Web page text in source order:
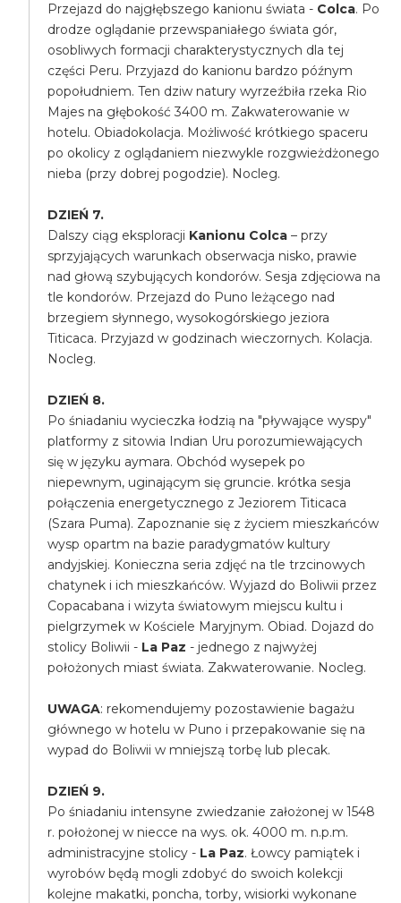
Przejazd do najgłębszego kanionu świata - Colca. Po
drodze oglądanie przewspaniałego świata gór,
osobliwych formacji charakterystycznych dla tej
części Peru. Przyjazd do kanionu bardzo późnym
popołudniem. Ten dziw natury wyrzeźbiła rzeka Rio
Majes na głębokość 3400 m. Zakwaterowanie w
hotelu. Obiadokolacja. Możliwość krótkiego spaceru
po okolicy z oglądaniem niezwykle rozgwieżdżonego
nieba (przy dobrej pogodzie). Nocleg.
DZIEŃ 7.
Dalszy ciąg eksploracji Kanionu Colca – przy
sprzyjających warunkach obserwacja nisko, prawie
nad głową szybujących kondorów. Sesja zdjęciowa na
tle kondorów. Przejazd do Puno leżącego nad
brzegiem słynnego, wysokogórskiego jeziora
Titicaca. Przyjazd w godzinach wieczornych. Kolacja.
Nocleg.
DZIEŃ 8.
Po śniadaniu wycieczka łodzią na "pływające wyspy"
platformy z sitowia Indian Uru porozumiewających
się w języku aymara. Obchód wysepek po
niepewnym, uginającym się gruncie. krótka sesja
połączenia energetycznego z Jeziorem Titicaca
(Szara Puma). Zapoznanie się z życiem mieszkańców
wysp opartm na bazie paradygmatów kultury
andyjskiej. Konieczna seria zdjęć na tle trzcinowych
chatynek i ich mieszkańców. Wyjazd do Boliwii przez
Copacabana i wizyta światowym miejscu kultu i
pielgrzymek w Kościele Maryjnym. Obiad. Dojazd do
stolicy Boliwii - La Paz - jednego z najwyżej
położonych miast świata. Zakwaterowanie. Nocleg.
UWAGA: rekomendujemy pozostawienie bagażu
głównego w hotelu w Puno i przepakowanie się na
wypad do Boliwii w mniejszą torbę lub plecak.
DZIEŃ 9.
Po śniadaniu intensyne zwiedzanie założonej w 1548
r. położonej w niecce na wys. ok. 4000 m. n.p.m.
administracyjne stolicy - La Paz. Łowcy pamiątek i
wyrobów będą mogli zdobyć do swoich kolekcji
kolejne makatki, poncha, torby, wisiorki wykonane